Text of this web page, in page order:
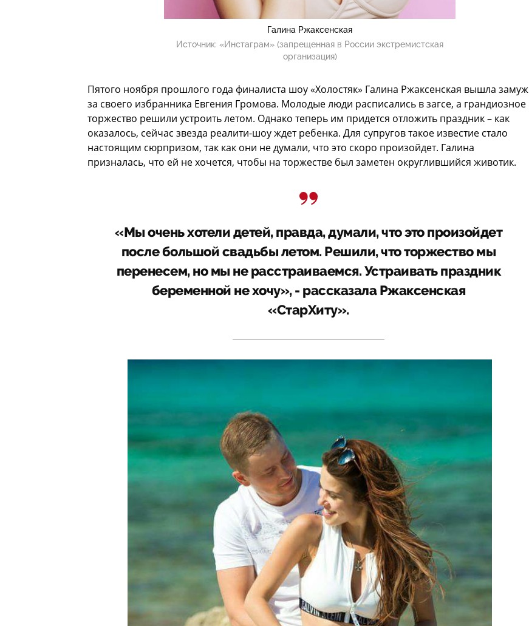
Галина Ржаксенская
Источник: «Инстаграм» (запрещенная в России экстремистская
организация)
Пятого ноября прошлого года финалиста шоу «Холостяк» Галина Ржаксенская вышла замуж
за своего избранника Евгения Громова. Молодые люди расписались в загсе, а грандиозное
торжество решили устроить летом. Однако теперь им придется отложить праздник – как
оказалось, сейчас звезда реалити-шоу ждет ребенка. Для супругов такое известие стало
настоящим сюрпризом, так как они не думали, что это скоро произойдет. Галина
призналась, что ей не хочется, чтобы на торжестве был заметен округлившийся животик.
«Мы очень хотели детей, правда, думали, что это произойдет
после большой свадьбы летом. Решили, что торжество мы
перенесем, но мы не расстраиваемся. Устраивать праздник
беременной не хочу», - рассказала Ржаксенская
«СтарХиту».